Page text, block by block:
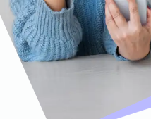
Zur
Produktübersicht
Zur
Produktübersicht
Zur
Produktübersicht
Zur
Produktübersicht
Zur
Produktübersicht
Montageversicherung
Zur
Gruppenunfall für
Betriebe
Kunstversicherung